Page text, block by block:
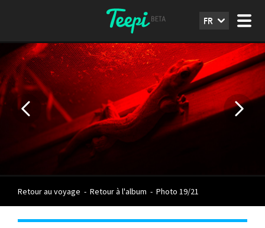
FR
Retour au voyage - Retour à l'album - Photo 19/21